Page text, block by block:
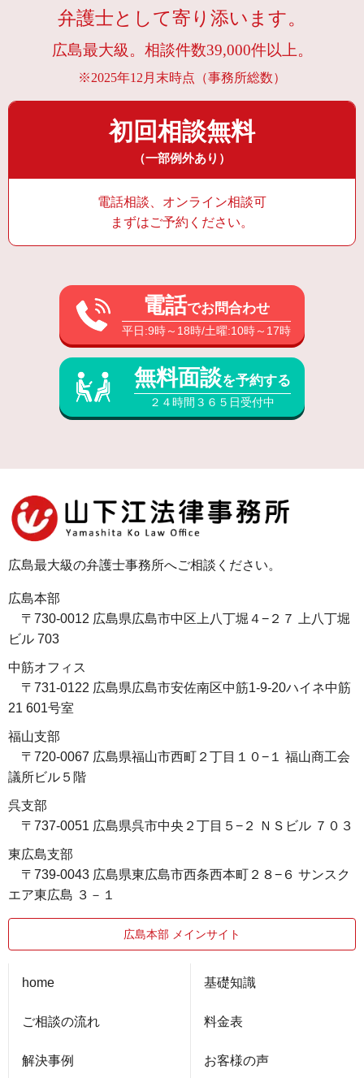
弁護士として寄り添います。
広島最大級。相談件数39,000件以上。
※2025年12月末時点（事務所総数）
初回相談無料
（一部例外あり）
電話相談、オンライン相談可
まずはご予約ください。
電話でお問合わせ
平日:9時～18時/土曜:10時～17時
無料面談を予約する
２４時間３６５日受付中
広島最大級の弁護士事務所へご相談ください。
広島本部
〒730-0012 広島県広島市中区上八丁堀４−２７ 上八丁堀
ビル 703
中筋オフィス
〒731-0122 広島県広島市安佐南区中筋1-9-20ハイネ中筋
21 601号室
福山支部
〒720-0067 広島県福山市西町２丁目１０−１ 福山商工会
議所ビル５階
呉支部
〒737-0051 広島県呉市中央２丁目５−２ ＮＳビル ７０３
東広島支部
〒739-0043 広島県東広島市西条西本町２８−６ サンスク
エア東広島 ３－１
広島本部 メインサイト
home
ご相談の流れ
解決事例
基礎知識
料金表
お客様の声